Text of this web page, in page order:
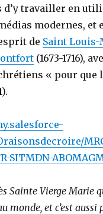
d’y travailler en
modernes, et
de Saint Louis-
(1673-1716),
« pour que
SITMDN-
Sainte Vierge Marie
monde, et c’est aussi